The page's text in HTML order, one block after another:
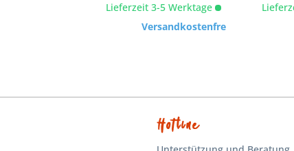
Versandkostenfrei
Lieferzeit 3-5 Werktage
Hotline